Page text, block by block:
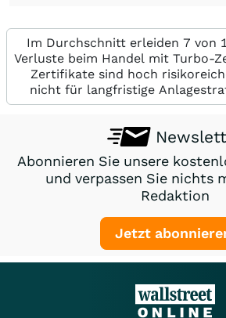
Im Durchschnitt erleiden 7 von
Verluste beim Handel mit Turbo-
Zertifikate sind hoch
nicht für langfristige
Abonnieren Sie unsere
und verpassen Sie nichts
Redaktion
Jetzt